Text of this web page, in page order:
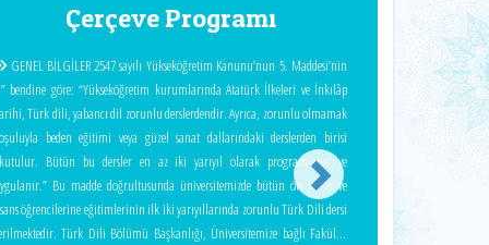
Çerçeve Programı
GENEL BİLGİLER 2547 sayılı Yükseköğretim Kanunu’nun 5. Maddesi’nin
bendine göre: “Yükseköğretim kurumlarında Atatürk İlkeleri ve İnkılâp
Türk dili, yabancı dil zorunlu derslerdendir. Ayrıca, zorunlu olmamak
beden eğitimi veya güzel sanat dallarındaki derslerden birisi
Bütün bu dersler en az iki yarıyıl olarak programlanır ve
Bu madde doğrultusunda üniversitemizde bütün ön lisans ve
öğrencilerine eğitimlerinin ilk iki yarıyıllarında zorunlu Türk Dili dersi
Türk Dili Bölümü Başkanlığı, Üniversitemize bağlı Fakülte,